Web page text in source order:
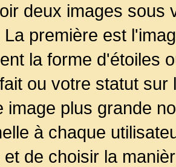
deux images sous
première est
la forme d'étoiles
ou votre statut
image plus grande
à chaque
de choisir la